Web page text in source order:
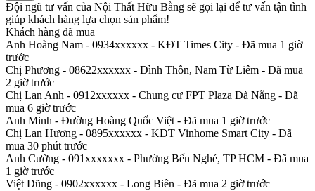
Đội ngũ tư vấn của Nội Thất Hữu Bằng sẽ gọi lại để tư vấn tận tình
giúp khách hàng lựa chọn sản phẩm!
Khách hàng đã mua
Anh Hoàng Nam - 0934xxxxxx - KĐT Times City - Đã mua 1 giờ
trước
Chị Phương - 08622xxxxxx - Đình Thôn, Nam Từ Liêm - Đã mua
2 giờ trước
Chị Lan Anh - 0912xxxxxx - Chung cư FPT Plaza Đà Nẵng - Đã
mua 6 giờ trước
Anh Minh - Đường Hoàng Quốc Việt - Đã mua 1 giờ trước
Chị Lan Hương - 0895xxxxxx - KĐT Vinhome Smart City - Đã
mua 30 phút trước
Anh Cường - 091xxxxxxx - Phường Bến Nghé, TP HCM - Đã mua
1 giờ trước
Việt Dũng - 0902xxxxxx - Long Biên - Đã mua 2 giờ trước